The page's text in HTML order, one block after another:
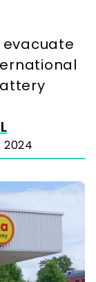
2024